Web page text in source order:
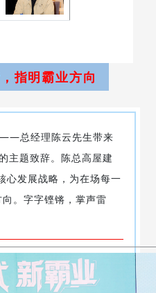
指明霸业方向
总经理陈云先生带来
主题致辞。陈总高屋建
心发展战略，为在场每一
。字字铿锵，掌声雷